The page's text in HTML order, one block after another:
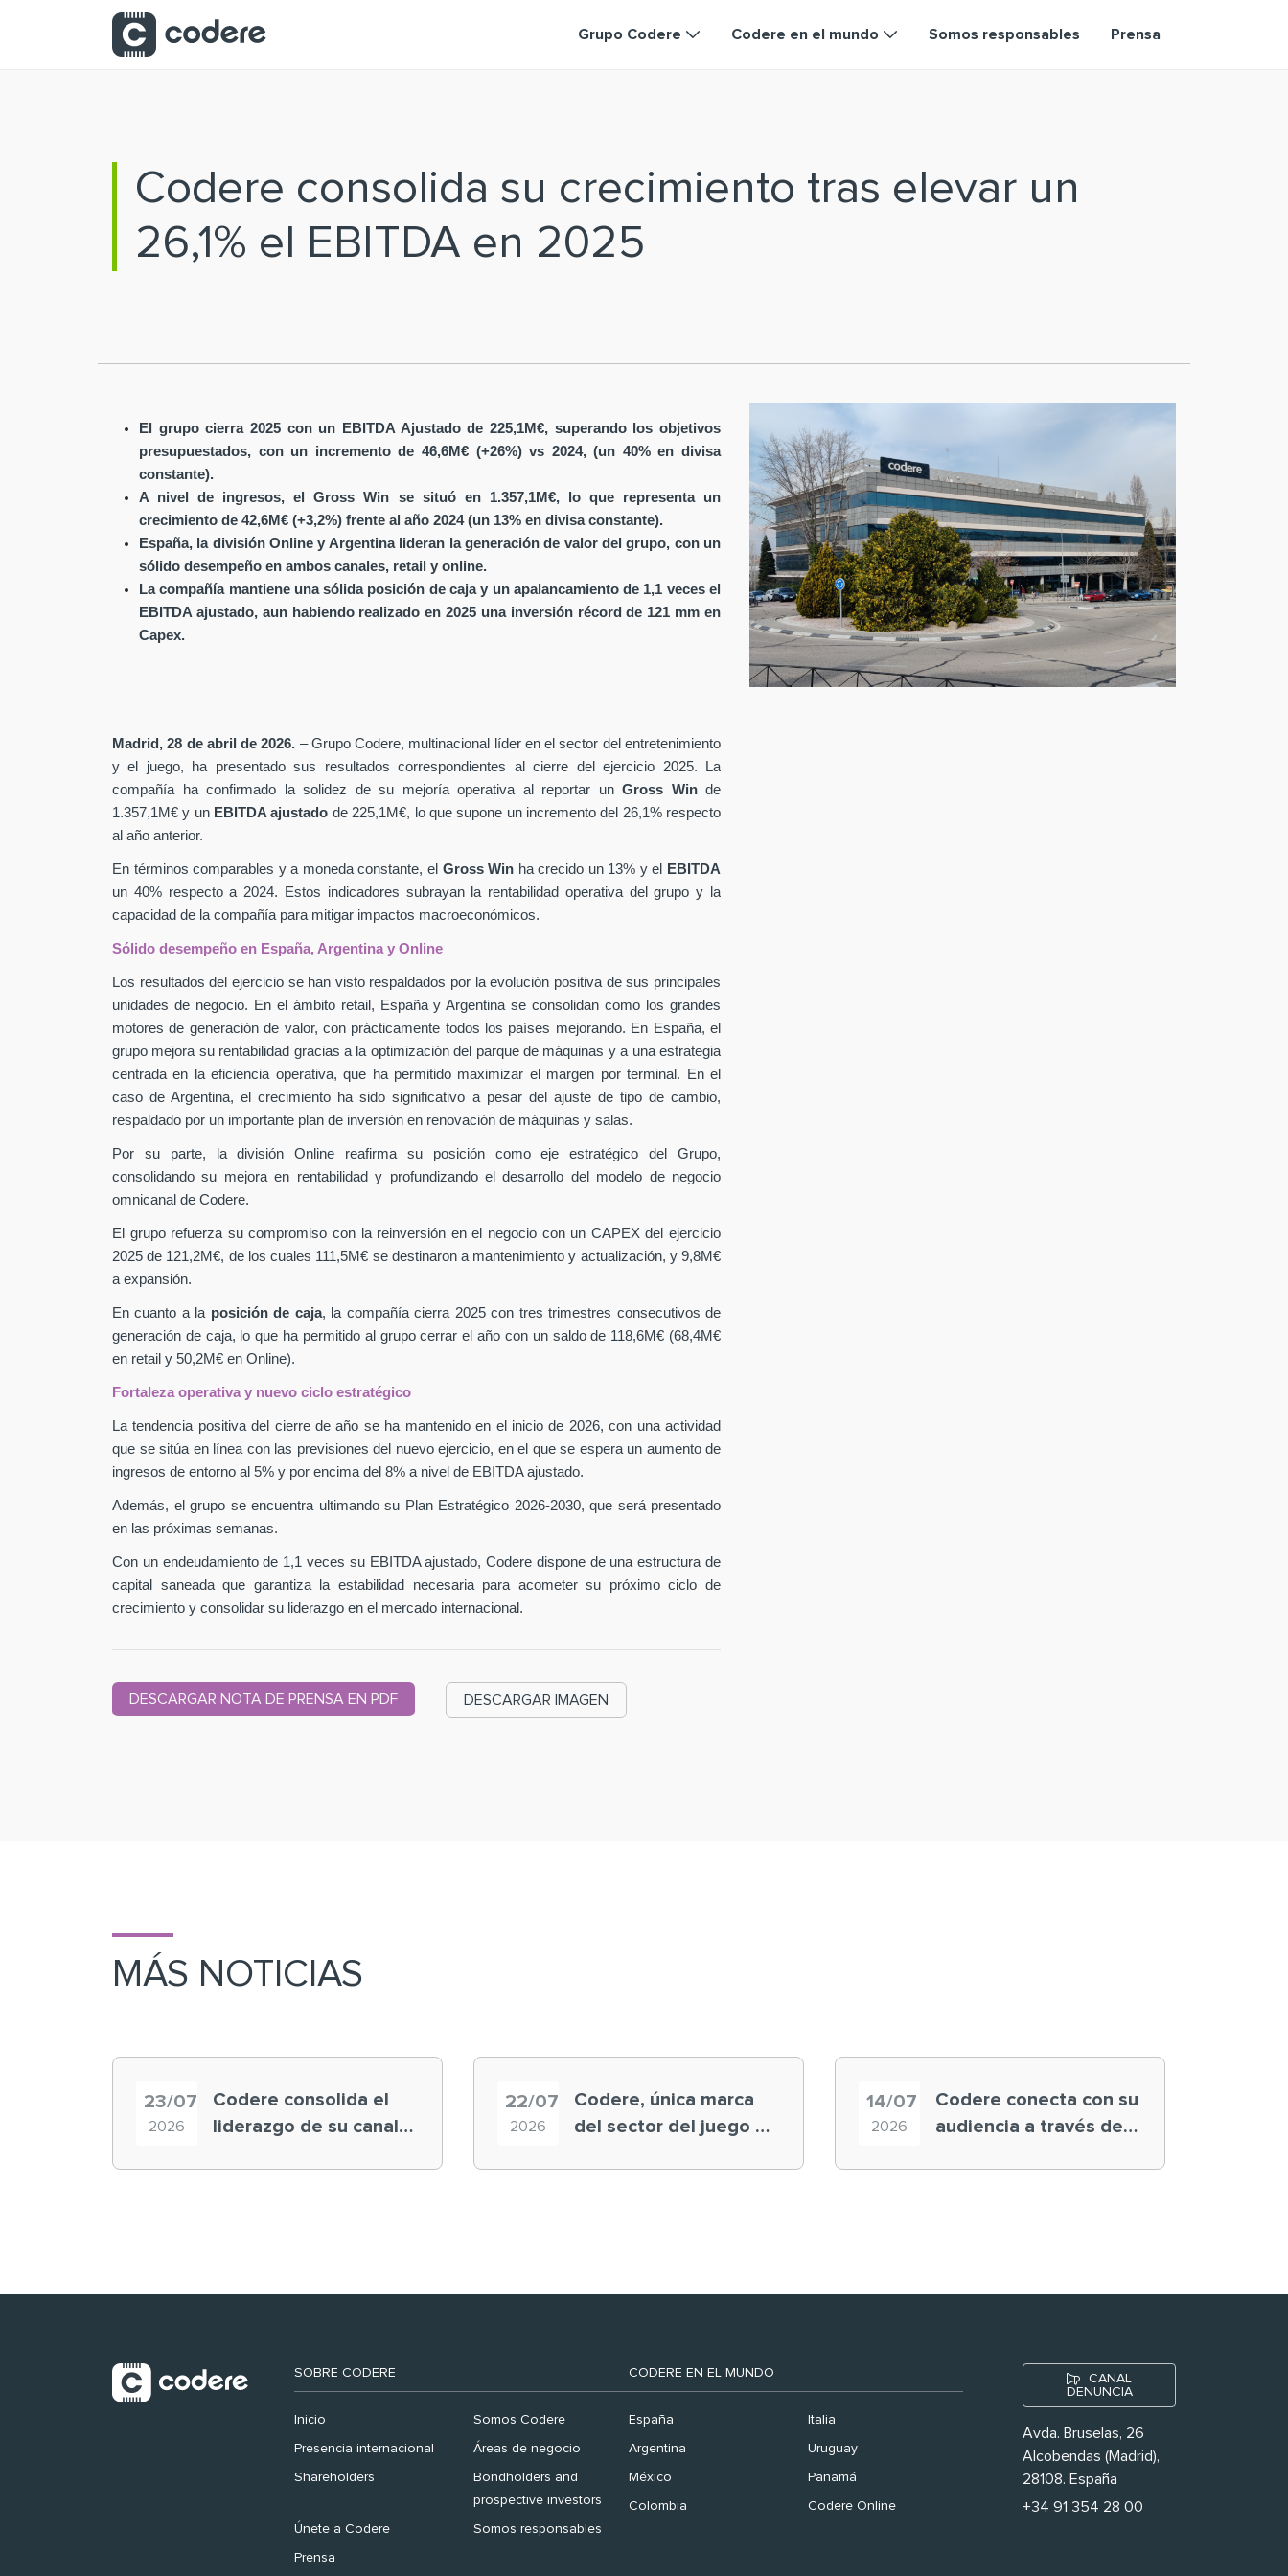
Saltar al contenido principal
Grupo Codere Codere en el mundo Somos responsables Prensa
Codere consolida su crecimiento tras elevar un
26,1% el EBITDA en 2025
El grupo cierra 2025 con un EBITDA Ajustado de 225,1M€, superando los objetivos
presupuestados, con un incremento de 46,6M€ (+26%) vs 2024, (un 40% en divisa
constante).
A nivel de ingresos, el Gross Win se situó en 1.357,1M€, lo que representa un
crecimiento de 42,6M€ (+3,2%) frente al año 2024 (un 13% en divisa constante).
España, la división Online y Argentina lideran la generación de valor del grupo, con un
sólido desempeño en ambos canales, retail y online.
La compañía mantiene una sólida posición de caja y un apalancamiento de 1,1 veces el
EBITDA ajustado, aun habiendo realizado en 2025 una inversión récord de 121 mm en
Capex.
Madrid, 28 de abril de 2026. – Grupo Codere, multinacional líder en el sector del entretenimiento
y el juego, ha presentado sus resultados correspondientes al cierre del ejercicio 2025. La
compañía ha confirmado la solidez de su mejoría operativa al reportar un Gross Win de
1.357,1M€ y un EBITDA ajustado de 225,1M€, lo que supone un incremento del 26,1% respecto
al año anterior.
En términos comparables y a moneda constante, el Gross Win ha crecido un 13% y el
EBITDA
un 40% respecto a 2024. Estos indicadores subrayan la rentabilidad operativa del grupo y la
capacidad de la compañía para mitigar impactos macroeconómicos.
Sólido desempeño en España, Argentina y Online
Los resultados del ejercicio se han visto respaldados por la evolución positiva de sus principales
unidades de negocio. En el ámbito retail, España y Argentina se consolidan como los grandes
motores de generación de valor, con prácticamente todos los países mejorando. En España, el
grupo mejora su rentabilidad gracias a la optimización del parque de máquinas y a una estrategia
centrada en la eficiencia operativa, que ha permitido maximizar el margen por terminal. En el
caso de Argentina, el crecimiento ha sido significativo a pesar del ajuste de tipo de cambio,
respaldado por un importante plan de inversión en renovación de máquinas y salas.
Por su parte, la división Online reafirma su posición como eje estratégico del Grupo,
consolidando su mejora en rentabilidad y profundizando el desarrollo del modelo de negocio
omnicanal de Codere.
El grupo refuerza su compromiso con la reinversión en el negocio con un CAPEX del ejercicio
2025 de 121,2M€, de los cuales 111,5M€ se destinaron a mantenimiento y actualización, y 9,8M€
a expansión.
En cuanto a la posición de caja, la compañía cierra 2025 con tres trimestres consecutivos de
generación de caja, lo que ha permitido al grupo cerrar el año con un saldo de 118,6M€ (68,4M€
en retail y 50,2M€ en Online).
Fortaleza operativa y nuevo ciclo estratégico
La tendencia positiva del cierre de año se ha mantenido en el inicio de 2026, con una actividad
que se sitúa en línea con las previsiones del nuevo ejercicio, en el que se espera un aumento de
ingresos de entorno al 5% y por encima del 8% a nivel de EBITDA ajustado.
Además, el grupo se encuentra ultimando su Plan Estratégico 2026-2030, que será presentado
en las próximas semanas.
Con un endeudamiento de 1,1 veces su EBITDA ajustado, Codere dispone de una estructura de
capital saneada que garantiza la estabilidad necesaria para acometer su próximo ciclo de
crecimiento y consolidar su liderazgo en el mercado internacional.
DESCARGAR NOTA DE PRENSA EN PDF DESCARGAR IMAGEN
MÁS NOTICIAS
23/07
2026
Codere consolida el
liderazgo de su canal
22/07
2026
Codere, única marca
del sector del juego en
14/07
2026
Codere conecta con su
audiencia a través de
SOBRE CODERE
Inicio Somos Codere
Presencia internacional Áreas de negocio
Shareholders
Bondholders and
prospective investors
Únete a Codere Somos responsables
Prensa
CODERE EN EL MUNDO
España Italia
Argentina Uruguay
México Panamá
Colombia Codere Online
CANAL
DENUNCIA
Avda. Bruselas, 26
Alcobendas (Madrid),
28108. España
+34 91 354 28 00